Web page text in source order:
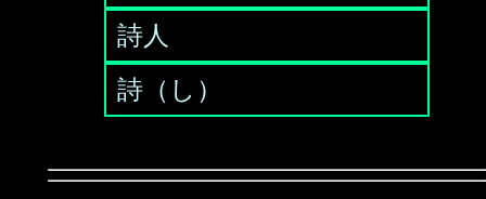
詩人
詩（し）